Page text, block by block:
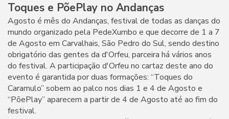
Toques e PõePlay no Andanças
Agosto é mês do Andanças, festival de todas as danças do
mundo organizado pela PedeXumbo e que decorre de 1 a 7
de Agosto em Carvalhais, São Pedro do Sul, sendo destino
obrigatório das gentes da d'Orfeu, parceira há vários anos
do festival. A participação d'Orfeu no cartaz deste ano do
evento é garantida por duas formações: “Toques do
Caramulo” sobem ao palco nos dias 1 e 4 de Agosto e
“PõePlay” aparecem a partir de 4 de Agosto até ao fim do
festival.